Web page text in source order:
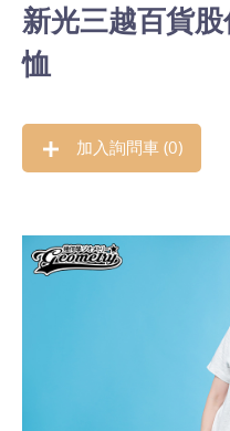
新光三越百貨
恤
加入詢問車 (0)